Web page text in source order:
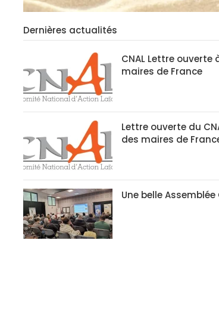
Dernières actualités
CNAL Lettre
maires de France
Lettre ouverte du
des maires de
Une belle